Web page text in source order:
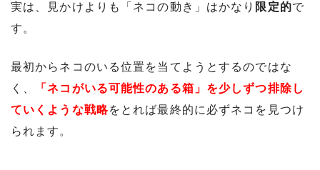
実は、見かけよりも「ネコの動き」はかなり 限定的で
す。
最初からネコのいる位置を当てようとするのではな
く、
「ネコがいる可能性のある箱」を少しずつ排除し
ていくような戦略をとれば最終的に必ずネコを見つけ
られます。